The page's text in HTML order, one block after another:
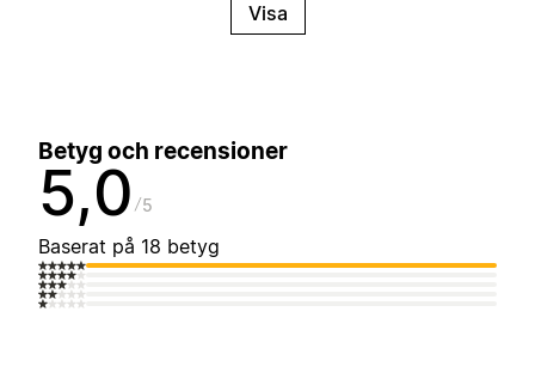
Visa
Betyg och recensioner
5,0 5
Baserat på 18 betyg